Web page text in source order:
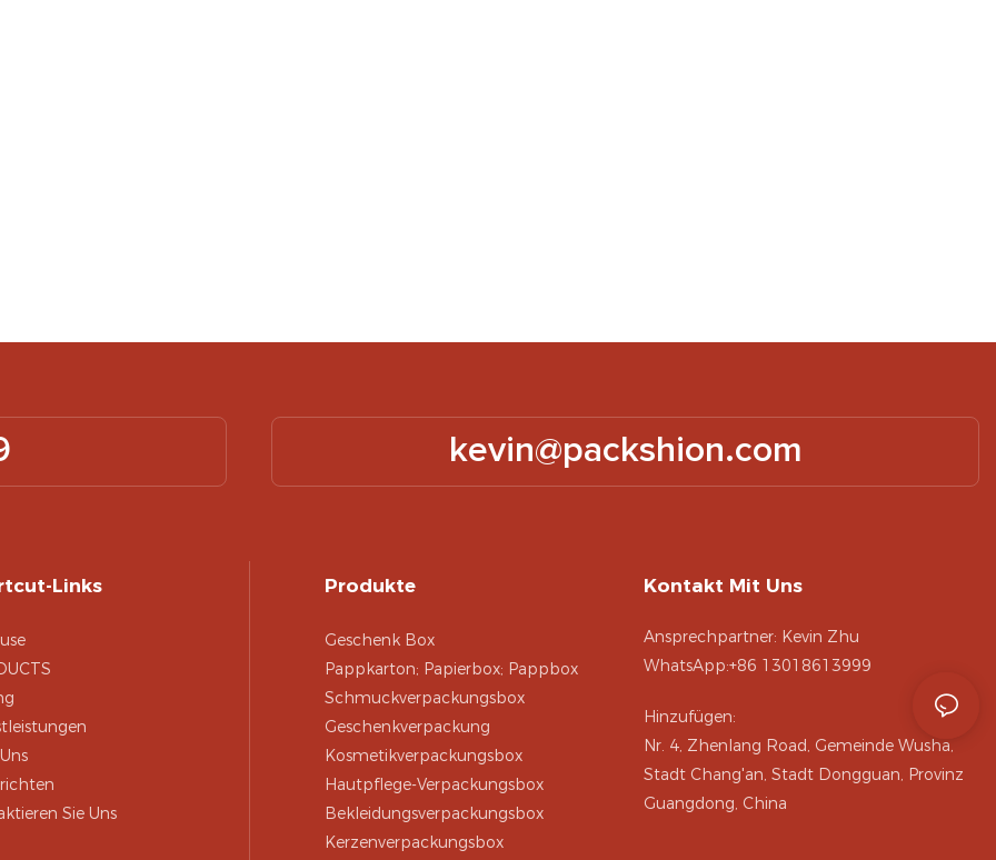
kevin@packshion.com
Links
Sie Uns
Produkte
Geschenk Box
Pappkarton; Papierbox; Pappbox
Schmuckverpackungsbox
Geschenkverpackung
Kosmetikverpackungsbox
Hautpflege-Verpackungsbox
Bekleidungsverpackungsbox
Kerzenverpackungsbox
Kontakt Mit Uns
Ansprechpartner: Kevin Zhu
WhatsApp:+86 13018613999
Hinzufügen:
Nr. 4, Zhenlang Road, Gemeinde Wusha,
Stadt Chang'an, Stadt Dongguan, Provinz
Guangdong, China